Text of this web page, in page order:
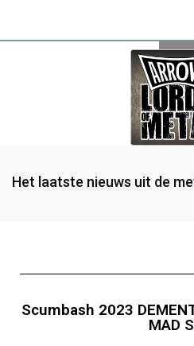
Het laatste nieuws uit de
Scumbash 2023
MAD